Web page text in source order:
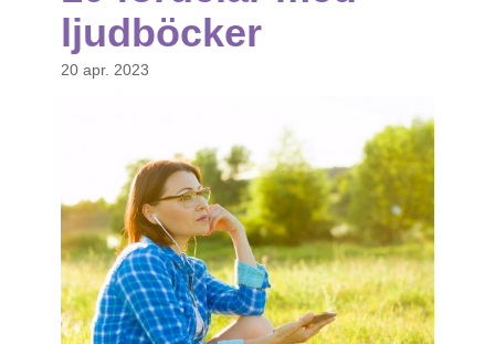
ljudböcker
20 apr. 2023